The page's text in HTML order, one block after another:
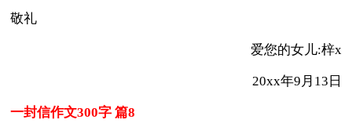
敬礼
爱您的女儿:梓x
20xx年9月13日
一封信作文300字 篇8